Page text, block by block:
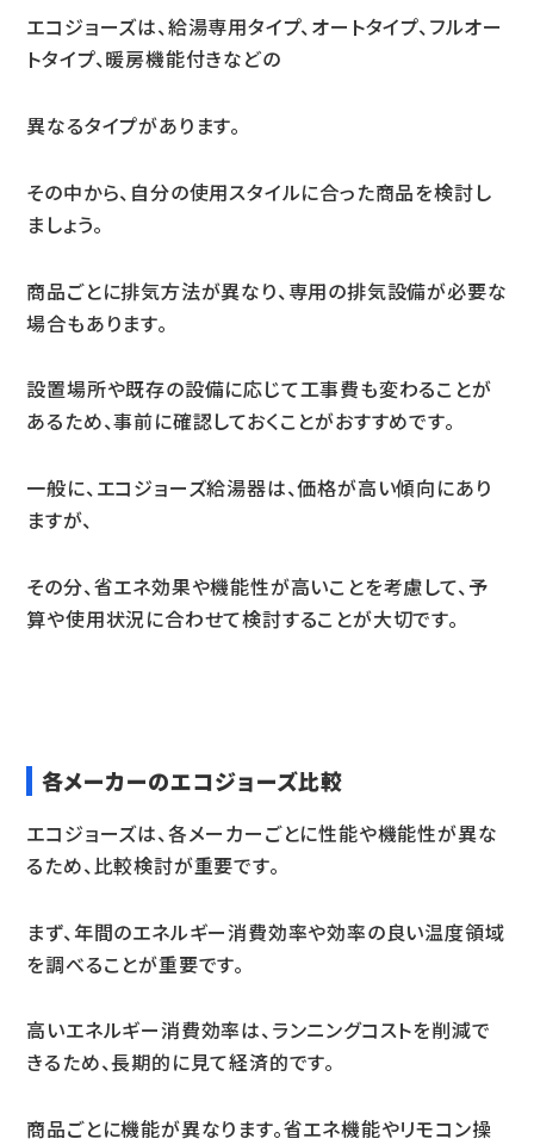
エコジョーズは、給湯専用タイプ、オートタイプ、フルオー
トタイプ、暖房機能付きなどの
異なるタイプがあります。
その中から、自分の使用スタイルに合った商品を検討し
ましょう。
商品ごとに排気方法が異なり、専用の排気設備が必要な
場合もあります。
設置場所や既存の設備に応じて工事費も変わることが
あるため、事前に確認しておくことがおすすめです。
一般に、エコジョーズ給湯器は、価格が高い傾向にあり
ますが、
その分、省エネ効果や機能性が高いことを考慮して、予
算や使用状況に合わせて検討することが大切です。
各メーカーのエコジョーズ比較
エコジョーズは、各メーカーごとに性能や機能性が異な
るため、比較検討が重要です。
まず、年間のエネルギー消費効率や効率の良い温度領域
を調べることが重要です。
高いエネルギー消費効率は、ランニングコストを削減で
きるため、長期的に見て経済的です。
商品ごとに機能が異なります。省エネ機能やリモコン操